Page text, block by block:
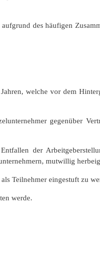
des häufigen
welche vor dem
gegenüber
der
mutwillig
Teilnehmer eingestuft zu
werde.